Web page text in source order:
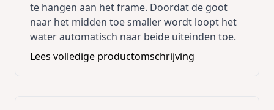
te hangen aan het frame. Doordat de goot
naar het midden toe smaller wordt loopt het
water automatisch naar beide uiteinden toe.
Aan de uiteinden loopt het regenwater over
de afloop naar de grond toe.
Lees volledige productomschrijving